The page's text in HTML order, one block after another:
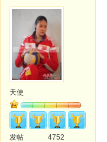
天使
发帖
4752